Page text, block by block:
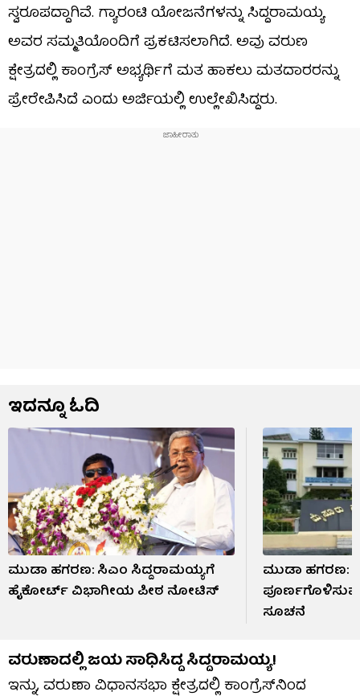
ಸ್ವರೂಪದ್ದಾಗಿವೆ. ಗ್ಯಾರಂಟಿ ಯೋಜನೆಗಳನ್ನು ಸಿದ್ದರಾಮಯ್ಯ
ಅವರ ಸಮ್ಮತಿಯೊಂದಿಗೆ ಪ್ರಕಟಿಸಲಾಗಿದೆ. ಅವು ವರುಣ
ಕ್ಷೇತ್ರದಲ್ಲಿ ಕಾಂಗ್ರೆಸ್‌ ಅಭ್ಯರ್ಥಿಗೆ ಮತ ಹಾಕಲು ಮತದಾರರನ್ನು
ಪ್ರೇರೇಪಿಸಿದೆ ಎಂದು ಅರ್ಜಿಯಲ್ಲಿ ಉಲ್ಲೇಖಿಸಿದ್ದರು.
ಇದನ್ನೂ ಓದಿ
ಮುಡಾ ಹಗರಣ: ಸಿಎಂ ಸಿದ್ದರಾಮಯ್ಯಗೆ
ಹೈಕೋರ್ಟ್​ ವಿಭಾಗೀಯ ಪೀಠ ನೋಟಿಸ್​
ಮುಡಾ ಹಗರಣ:
ಸೂಚನೆ
ವರುಣಾದಲ್ಲಿ ಜಯ ಸಾಧಿಸಿದ್ದ ಸಿದ್ದರಾಮಯ್ಯ!
ಇನ್ನು, ವರುಣಾ ವಿಧಾನಸಭಾ ಕ್ಷೇತ್ರದಲ್ಲಿ ಕಾಂಗ್ರೆಸ್‌ನಿಂದ